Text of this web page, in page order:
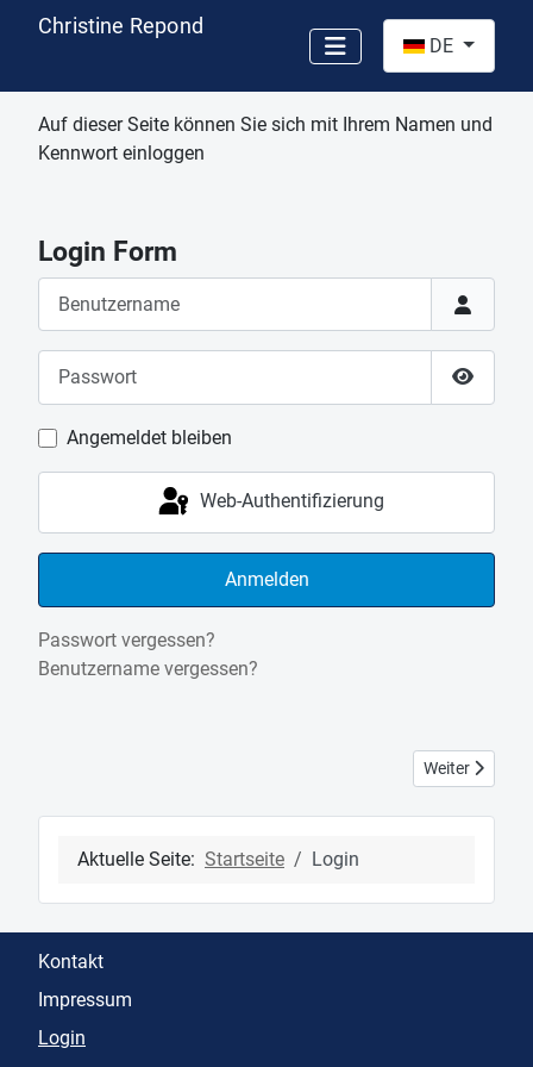
Christine Repond
DE
Auf dieser Seite können Sie sich mit Ihrem Namen und
Kennwort einloggen
Login Form
Angemeldet bleiben
Web-Authentifizierung
Anmelden
Passwort vergessen?
Benutzername vergessen?
Nächster
Weiter
Aktuelle Seite: Startseite Login
Kontakt
Impressum
Login